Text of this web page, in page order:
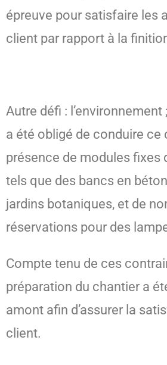
épreuve pour satisfaire les
client par rapport à la
Autre défi : l’environnement
a été obligé de conduire ce
présence de modules fixes
tels que des bancs en
jardins botaniques, et de
réservations pour des
Compte tenu de ces
préparation du chantier a
amont afin d’assurer la
client.